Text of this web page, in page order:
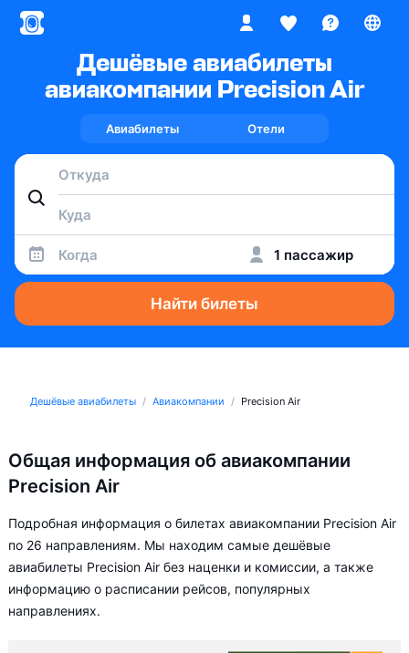
Дешёвые авиабилеты
авиакомпании Precision Air
Авиабилеты Отели
Когда 1 пассажир
Найти билеты
Дешёвые авиабилеты Авиакомпании Precision Air
Общая информация об авиакомпании
Precision Air
Подробная информация о билетах авиакомпании Precision Air
по 26 направлениям. Мы находим самые дешёвые
авиабилеты Precision Air без наценки и комиссии, а также
информацию о расписании рейсов, популярных
направлениях.